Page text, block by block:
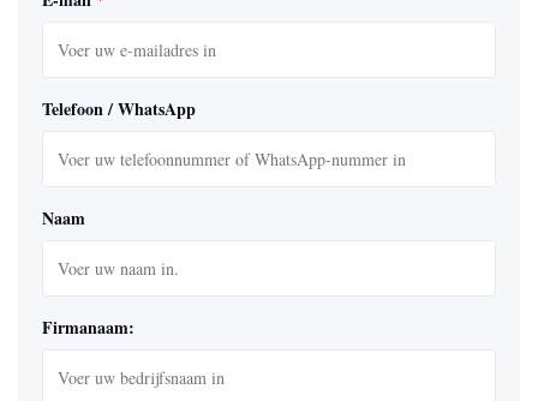
Telefoon / WhatsApp
Naam
Firmanaam: